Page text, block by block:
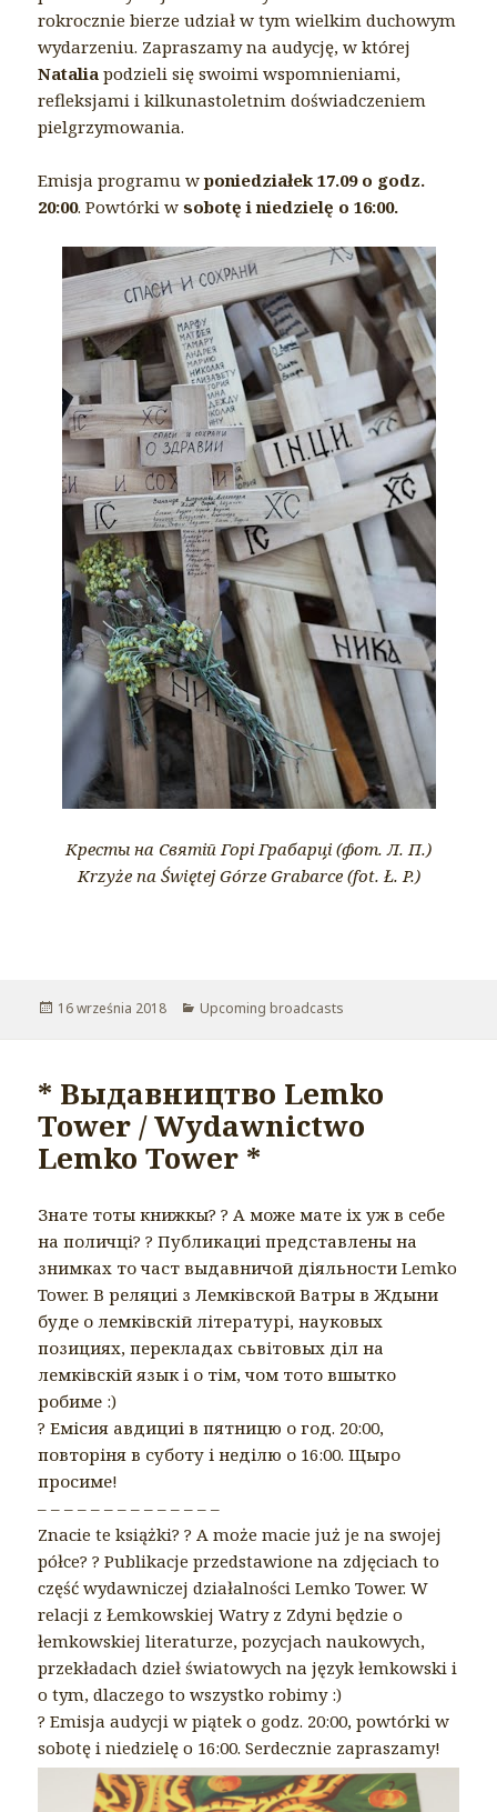
rokrocznie bierze udział w tym wielkim duchowym
wydarzeniu. Zapraszamy na audycję, w której
Natalia podzieli się swoimi wspomnieniami,
refleksjami i kilkunastoletnim doświadczeniem
pielgrzymowania.
Emisja programu wponiedziałek 17.09 o godz.
20:00. Powtórki wsobotę i niedzielę o 16:00.
Кресты на Святій Горі Грабарці (фот. Л. П.)
Krzyże na Świętej Górze Grabarce (fot. Ł. P.)
Opublikowano
16 września 2018 Kategorie
Upcoming broadcasts
* Выдавництво Lemko
Tower / Wydawnictwo
Lemko Tower *
Знате тоты книжкы?? А може мате іх уж в себе
на поличці?? Публикациі представлены на
знимках то част выдавничой діяльности Lemko
Tower. В реляциі з Лемківской Ватры в Ждыни
буде о лемківскій літературі, науковых
позициях, перекладах сьвітовых діл на
лемківскій язык і о тім, чом тото вшытко
робиме :)
? Емісия авдициі в пятницю о год. 20:00,
повторіня в суботу і неділю о 16:00. Щыро
просиме!
– – – – – – – – – – – – – –
Znacie te książki?? A może macie już je na swojej
półce?? Publikacje przedstawione na zdjęciach to
część wydawniczej działalności Lemko Tower. W
relacji z Łemkowskiej Watry z Zdyni będzie o
łemkowskiej literaturze, pozycjach naukowych,
przekładach dzieł światowych na język łemkowski i
o tym, dlaczego to wszystko robimy :)
? Emisja audycji w piątek o godz. 20:00, powtórki w
sobotę i niedzielę o 16:00. Serdecznie zapraszamy!